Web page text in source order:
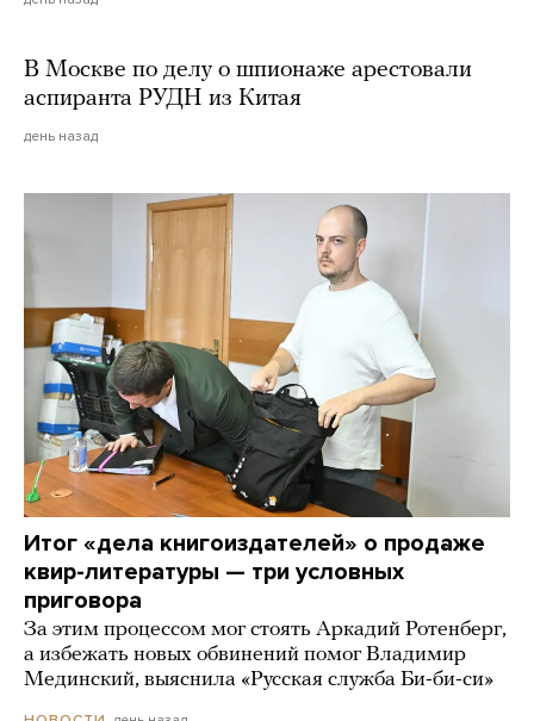
В Москве по делу о шпионаже арестовали
аспиранта РУДН из Китая
день назад
Итог «дела книгоиздателей» о продаже
квир-литературы — три условных
приговора
За этим процессом мог стоять Аркадий Ротенберг,
а избежать новых обвинений помог Владимир
Мединский, выяснила «Русская служба Би-би-си»